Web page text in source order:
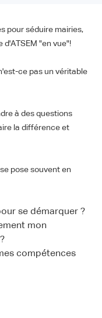
pour séduire mairies,
"en vue"!
ce pas un véritable
à des questions
la différence et
pose souvent en
se démarquer ?
mon
compétences